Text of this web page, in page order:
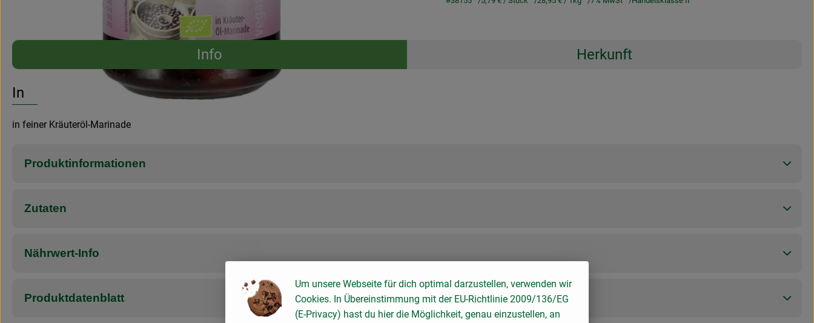
Rezepte
Info
Herkunft
Entdecke passende Rezepte Es wurden keine passenden Rezepte gefunden.
Info
in feiner Kräuteröl-Marinade
Produktinformationen
Zutaten
Nährwert-Info
Produktdatenblatt
Um unsere Webseite für dich optimal darzustellen, verwenden wir
Cookies. In Übereinstimmung mit der EU-Richtlinie 2009/136/EG
(E-Privacy) hast du hier die Möglichkeit, genau einzustellen, an